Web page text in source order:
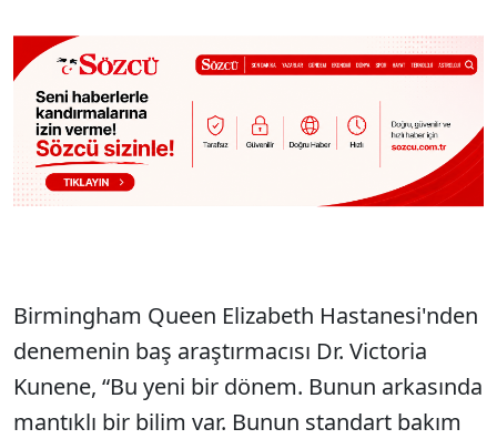
Birmingham Queen Elizabeth Hastanesi'nden
denemenin baş araştırmacısı Dr. Victoria
Kunene, “Bu yeni bir dönem. Bunun arkasında
mantıklı bir bilim var. Bunun standart bakım